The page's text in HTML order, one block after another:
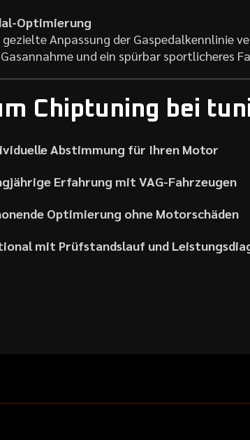
Optimierung
gezielte Anpassung der Gaspedalkennlinie
und ein spürbar sportlicheres
Chiptuning bei
Abstimmung für Ihren Motor
Erfahrung mit VAG-Fahrzeugen
Optimierung ohne Motorschäden
mit Prüfstandslauf und